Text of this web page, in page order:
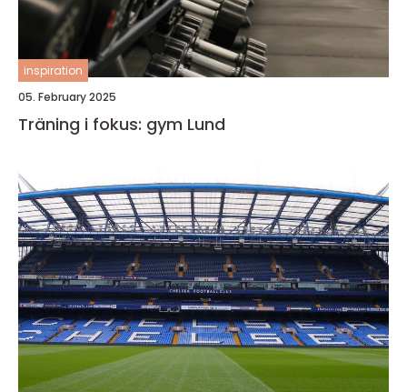
inspiration
05. February 2025
Träning i fokus: gym Lund